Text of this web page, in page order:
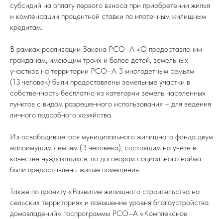
субсидий на оплату первого взноса при приобретении жилья
и компенсации процентной ставки по ипотечным жилищным
кредитам.
В рамках реализации Закона РСО–А «О предоставлении
гражданам, имеющим троих и более детей, земельных
участков на территории РСО–А 3 многодетным семьям
(13 человек) были предоставлены земельные участки в
собственность бесплатно из категории земель населенных
пунктов с видом разрешенного использования – для ведения
личного подсобного хозяйства.
Из освободившегося муниципального жилищного фонда двум
малоимущим семьям (3 человека), состоящим на учете в
качестве нуждающихся, по договорам социального найма
были предоставлены жилые помещения.
Также по проекту «Развитие жилищного строительства на
сельских территориях и повышение уровня благоустройства
домовладений» госпрограммы РСО–А «Комплексное